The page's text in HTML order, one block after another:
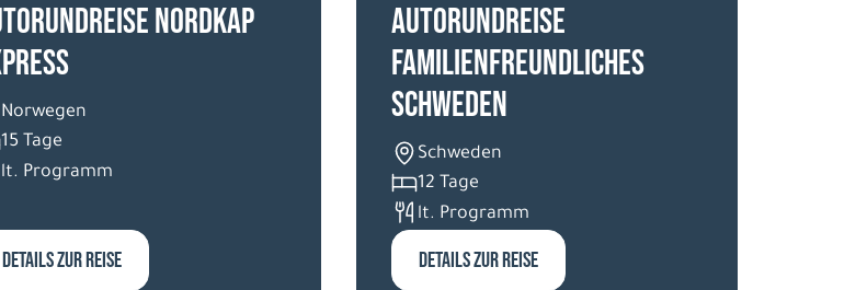
Nordkap
Norwegen
15 Tage
lt. Programm
DETAILS ZUR REISE
Autorundreise
Familienfreundliches
Schweden
Schweden
12 Tage
lt. Programm
DETAILS ZUR REISE